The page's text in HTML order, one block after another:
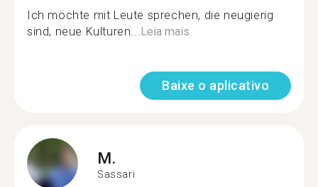
Ich möchte mit Leute sprechen, die neugierig
sind, neue Kulturen... Leia mais
Baixe o aplicativo
M.
Sassari